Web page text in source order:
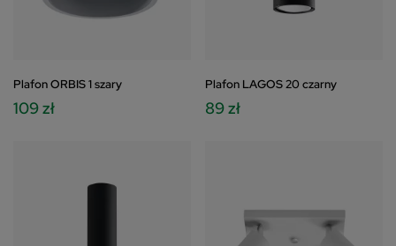
Plafon ORBIS 1 szary
109 zł
Plafon LAGOS 20 czarny
89 zł